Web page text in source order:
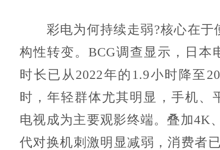
彩电为何持续走弱?核心在于
构性转变。BCG调查显示，日本
时长已从2022年的1.9小时降至
时，年轻群体尤其明显，手机、
电视成为主要观影终端。叠加4K
代对换机刺激明显减弱，消费者